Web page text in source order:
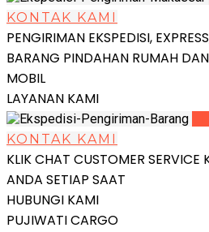
KONTAK KAMI
PENGIRIMAN EKSPEDISI,
BARANG PINDAHAN RUMAH
MOBIL
LAYANAN KAMI
KONTAK KAMI
KLIK CHAT CUSTOMER SERVICE
ANDA SETIAP SAAT
HUBUNGI KAMI
PUJIWATI CARGO